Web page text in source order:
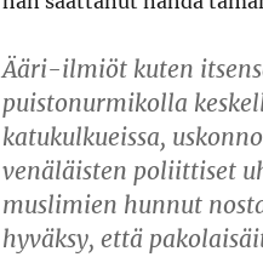
Ääri-ilmiöt kuten
puistonurmikolla
katukulkueissa,
venäläisten poliittiset
muslimien hunnut
hyväksy, että